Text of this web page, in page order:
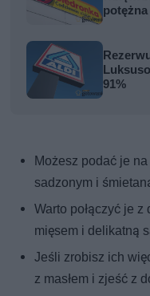
potężna
91%
Możesz podać je
sadzonym i
Warto połączyć je
mięsem i delikatną
Jeśli zrobisz ich
z masłem i zjeść z